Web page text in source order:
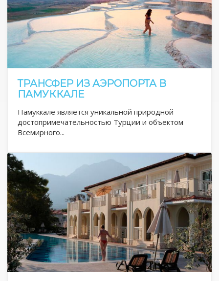
ТРАНСФЕР ИЗ АЭРОПОРТА В
ПАМУККАЛЕ
Памуккале является уникальной природной
достопримечательностью Турции и объектом
Всемирного...